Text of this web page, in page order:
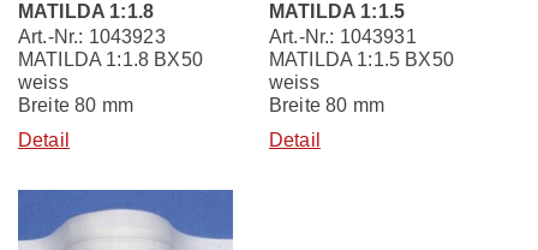
MATILDA 1:1.8
Art.-Nr.: 1043923
MATILDA 1:1.8 BX50
weiss
Breite 80 mm
Detail
MATILDA 1:1.5
Art.-Nr.: 1043931
MATILDA 1:1.5 BX50
weiss
Breite 80 mm
Detail